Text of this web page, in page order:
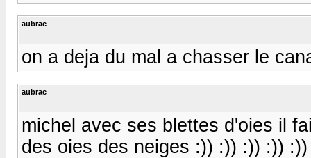
aubrac
on a deja du mal a chasser le
aubrac
michel avec ses blettes d'oies il
des oies des neiges :)) :)) :)) :))